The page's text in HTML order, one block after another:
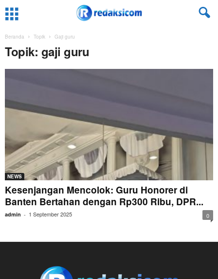
Beranda Topik Gaji guru
Topik: gaji guru
NEWS
Kesenjangan Mencolok: Guru Honorer di
Banten Bertahan dengan Rp300 Ribu, DPR...
admin - 1 September 2025 0